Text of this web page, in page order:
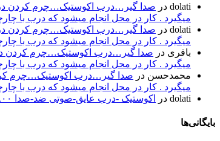
dolati در صدا گیر…درب اکوستیک…چرم کردن
میگیرد . کار در محل انجام میشود که درب با چارچوب فیکس
dolati در صدا گیر…درب اکوستیک…چرم کردن
میگیرد . کار در محل انجام میشود که درب با چارچوب فیکس
باقری در صدا گیر…درب اکوستیک…چرم کردن
میگیرد . کار در محل انجام میشود که درب با چارچوب فیکس
محمدحسن در صدا گیر…درب اکوستیک…چرم
میگیرد . کار در محل انجام میشود که درب با چارچوب فیکس
dolati در اکوستیک -درب عایق-صوتی ضد-صدا ۰۹۱۹۶۳۷۵۸۰۰ ۰۹۳۰۷۸۰۱۷۸۸
بایگانی‌ها